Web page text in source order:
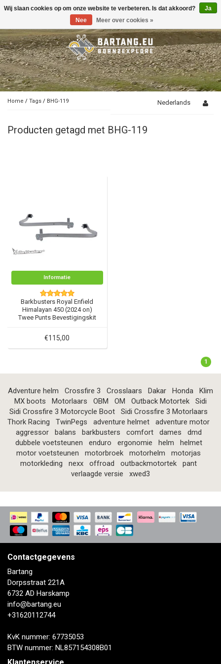
Toggle
Home / Tags / BHG-119 Nederlands
Producten getagd met BHG-119
Informatie
Barkbusters Royal Enfield
Himalayan 450 (2024 on)
Twee Punts Bevestigingskit
€115,00
1
Adventure helm Crossfire 3 Crosslaars Dakar Honda
Klim
MX boots
Motorlaars OBM OM Outback Motortek
Sidi
Sidi Crossfire 3 Motorcycle Boot
Sidi Crossfire 3 Motorlaars
Thork Racing
TwinPegs adventure helmet
adventure motor
aggressor
balans barkbusters comfort dames
dmd
dubbele voetsteunen
enduro ergonomie helm
helmet
motor voetsteunen
motorbroek motorhelm
motorjas
motorkleding
nexx offroad outbackmotortek
pant
verlaagde versie
xwed3
Contactgegevens
Bartang
Dorpsstraat 221A
6732 AD Harskamp
info@bartang.eu
+31620112744
KvK nummer: 67735053
BTW nummer: NL857154308B01
Wij slaan cookies op om onze website te verbeteren. Is dat akkoord?
Ja
Nee
Meer over cookies »